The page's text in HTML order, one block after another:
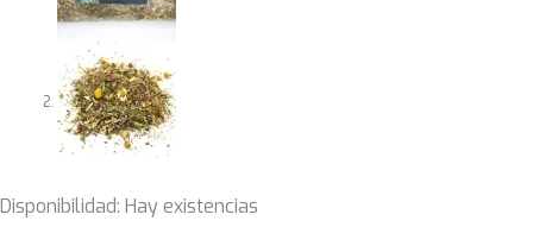
Disponibilidad: Hay existencias